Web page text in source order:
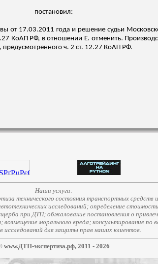
постановил:
от 17.03.2011 года и решение судьи
КоАП РФ, в отношении Е. отменить.
ч. 2 ст. 12.27 КоАП РФ.
Наши услуги:
технического состояния транспортных
исследований; определение
при ДТП; обжалование постановления о
морального вреда; консультирование по
исследований для защиты прав наших клиентов.
www.ДТП-экспертиза.рф, 2011 - 2026